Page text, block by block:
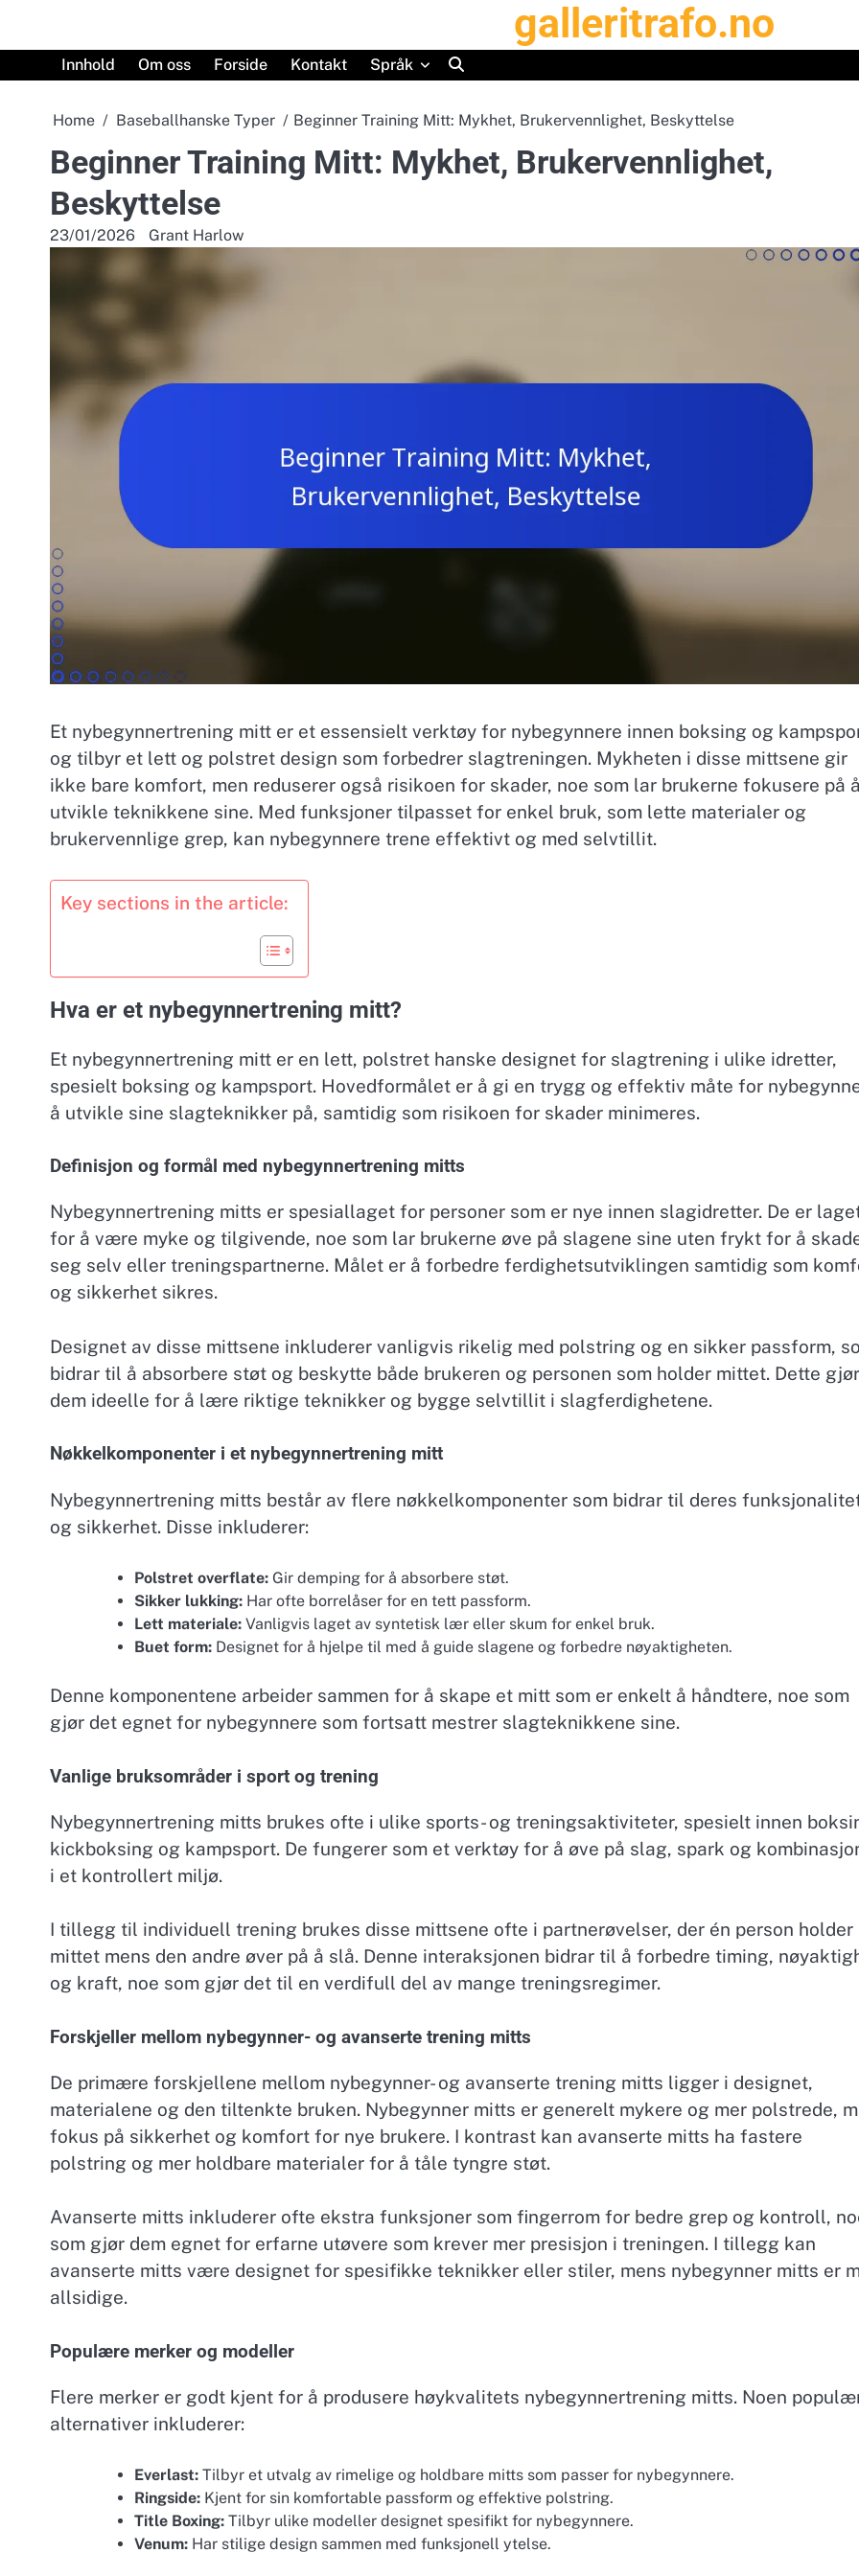
content
galleritrafo.no
Innhold Om oss Forside Kontakt Språk
Home Baseballhanske Typer Beginner Training Mitt: Mykhet, Brukervennlighet, Beskyttelse
Beginner Training Mitt: Mykhet, Brukervennlighet,
Beskyttelse
23/01/2026 Grant Harlow
Et nybegynnertrening mitt er et essensielt verktøy for nybegynnere innen boksing og
og tilbyr et lett og polstret design som forbedrer slagtreningen. Mykheten i disse mittsene gir
ikke bare komfort, men reduserer også risikoen for skader, noe som lar brukerne fokusere på å
utvikle teknikkene sine. Med funksjoner tilpasset for enkel bruk, som lette materialer og
brukervennlige grep, kan nybegynnere trene effektivt og med selvtillit.
Key sections in the article:
Hva er et nybegynnertrening mitt?
Et nybegynnertrening mitt er en lett, polstret hanske designet for slagtrening i ulike idretter,
spesielt boksing og kampsport. Hovedformålet er å gi en trygg og effektiv måte for
å utvikle sine slagteknikker på, samtidig som risikoen for skader minimeres.
Definisjon og formål med nybegynnertrening mitts
Nybegynnertrening mitts er spesiallaget for personer som er nye innen slagidretter. De er
for å være myke og tilgivende, noe som lar brukerne øve på slagene sine uten frykt for å
seg selv eller treningspartnerne. Målet er å forbedre ferdighetsutviklingen samtidig som
og sikkerhet sikres.
Designet av disse mittsene inkluderer vanligvis rikelig med polstring og en sikker passform,
bidrar til å absorbere støt og beskytte både brukeren og personen som holder mittet. Dette gjør
dem ideelle for å lære riktige teknikker og bygge selvtillit i slagferdighetene.
Nøkkelkomponenter i et nybegynnertrening mitt
Nybegynnertrening mitts består av flere nøkkelkomponenter som bidrar til deres
og sikkerhet. Disse inkluderer:
Polstret overflate: Gir demping for å absorbere støt.
Sikker lukking: Har ofte borrelåser for en tett passform.
Lett materiale: Vanligvis laget av syntetisk lær eller skum for enkel bruk.
Buet form: Designet for å hjelpe til med å guide slagene og forbedre nøyaktigheten.
Denne komponentene arbeider sammen for å skape et mitt som er enkelt å håndtere, noe som
gjør det egnet for nybegynnere som fortsatt mestrer slagteknikkene sine.
Vanlige bruksområder i sport og trening
Nybegynnertrening mitts brukes ofte i ulike sports- og treningsaktiviteter, spesielt innen
kickboksing og kampsport. De fungerer som et verktøy for å øve på slag, spark og
i et kontrollert miljø.
I tillegg til individuell trening brukes disse mittsene ofte i partnerøvelser, der én person holder
mittet mens den andre øver på å slå. Denne interaksjonen bidrar til å forbedre timing,
og kraft, noe som gjør det til en verdifull del av mange treningsregimer.
Forskjeller mellom nybegynner- og avanserte trening mitts
De primære forskjellene mellom nybegynner- og avanserte trening mitts ligger i designet,
materialene og den tiltenkte bruken. Nybegynner mitts er generelt mykere og mer polstrede,
fokus på sikkerhet og komfort for nye brukere. I kontrast kan avanserte mitts ha fastere
polstring og mer holdbare materialer for å tåle tyngre støt.
Avanserte mitts inkluderer ofte ekstra funksjoner som fingerrom for bedre grep og kontroll,
som gjør dem egnet for erfarne utøvere som krever mer presisjon i treningen. I tillegg kan
avanserte mitts være designet for spesifikke teknikker eller stiler, mens nybegynner mitts er
allsidige.
Populære merker og modeller
Flere merker er godt kjent for å produsere høykvalitets nybegynnertrening mitts. Noen
alternativer inkluderer:
Everlast: Tilbyr et utvalg av rimelige og holdbare mitts som passer for nybegynnere.
Ringside: Kjent for sin komfortable passform og effektive polstring.
Title Boxing: Tilbyr ulike modeller designet spesifikt for nybegynnere.
Venum: Har stilige design sammen med funksjonell ytelse.